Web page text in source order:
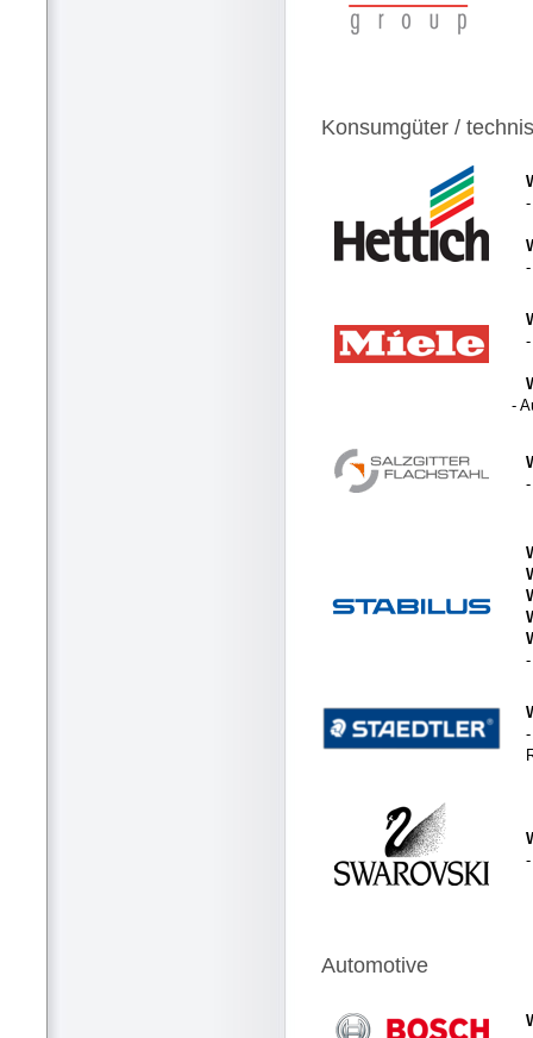
Konsumgüter /
-
Automotive